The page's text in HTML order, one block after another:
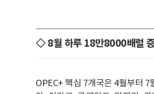
◇ 8월 하루 18만8000배럴
OPEC+ 핵심 7개국은 4월부터 7